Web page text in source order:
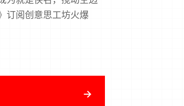
订阅创意思工坊火爆
→